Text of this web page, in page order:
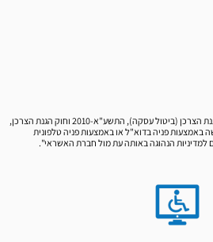
"ביטול עסקה יעשה בהתאם לתקנות הגנת הצרכן (ביטול עסקה), התשע"א-2010 וחוק הגנת הצרכן,
הנהוגה באותה עת מול חברת האשראי".